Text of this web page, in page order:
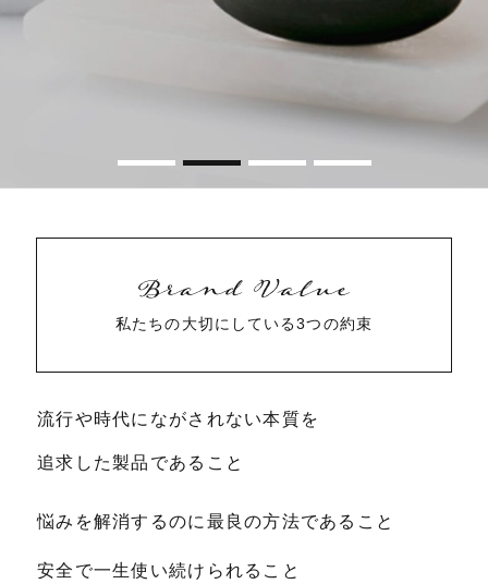
私たちの大切にしている3つの約束
流行や時代にながされない本質を
追求した製品であること
悩みを解消するのに最良の方法であること
安全で一生使い続けられること